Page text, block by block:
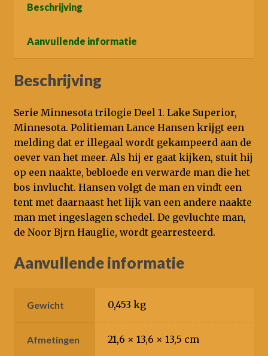
Beschrijving
Aanvullende informatie
Beschrijving
Serie Minnesota trilogie Deel 1. Lake Superior,
Minnesota. Politieman Lance Hansen krijgt een
melding dat er illegaal wordt gekampeerd aan de
oever van het meer. Als hij er gaat kijken, stuit hij
op een naakte, bebloede en verwarde man die het
bos invlucht. Hansen volgt de man en vindt een
tent met daarnaast het lijk van een andere naakte
man met ingeslagen schedel. De gevluchte man,
de Noor Bjrn Hauglie, wordt gearresteerd.
Aanvullende informatie
Gewicht 0,453 kg
Afmetingen 21,6 × 13,6 × 13,5 cm